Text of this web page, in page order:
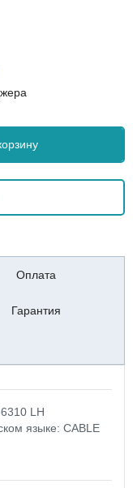
Оплата
Гарантия
LH
языке: CABLE